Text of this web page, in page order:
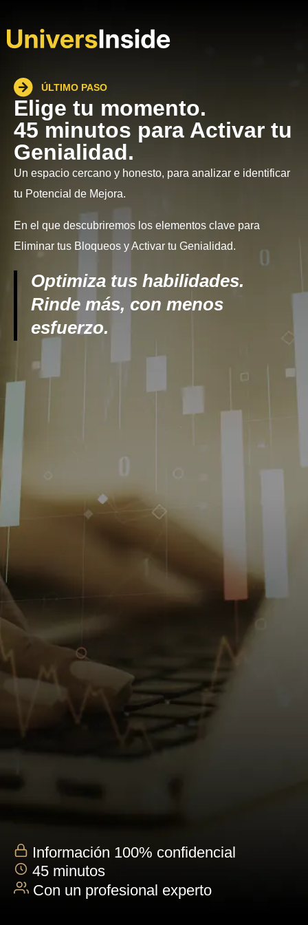
ÚLTIMO PASO
Elige tu momento.
45 minutos para Activar tu
Genialidad.
Un espacio cercano y honesto, para analizar e identificar
tu Potencial de Mejora.
En el que descubriremos los elementos clave para
Eliminar tus Bloqueos y Activar tu Genialidad.
Optimiza tus habilidades.
Rinde más, con menos
esfuerzo.
Información 100% confidencial
45 minutos
Con un profesional experto